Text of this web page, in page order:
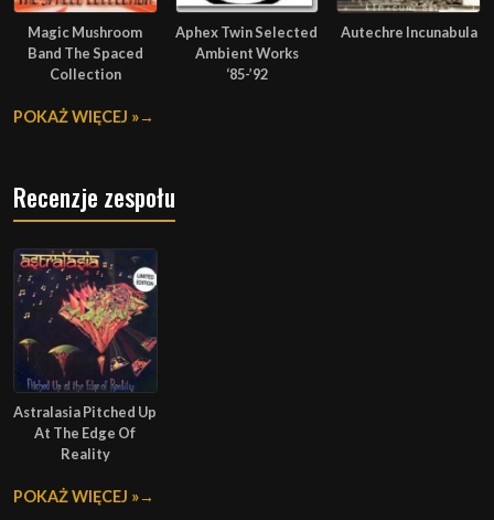
Magic Mushroom
Band The Spaced
Collection
Aphex Twin Selected
Ambient Works
‘85-’92
Autechre Incunabula
POKAŻ WIĘCEJ »
Recenzje zespołu
Astralasia Pitched Up
At The Edge Of
Reality
POKAŻ WIĘCEJ »